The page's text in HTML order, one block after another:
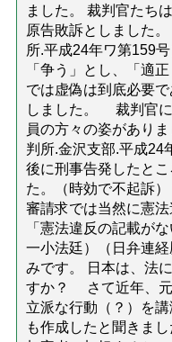
ました。 裁判官たち
原告敗訴としました
所.平成24年ワ第159
「争う」とし、「適
では虚偽は到底必要
しました。 裁判官に
員の方々の姿があり
判所.金沢支部.平成24
後に刑事告発したと
た。（時効で不起訴
審請求では当然に憲
「憲法違反の記載が
一小法廷）（日弁連
みです。 日本は、法
すか？ さて近年、元
立派な行動（？）を
も作成したと聞きま